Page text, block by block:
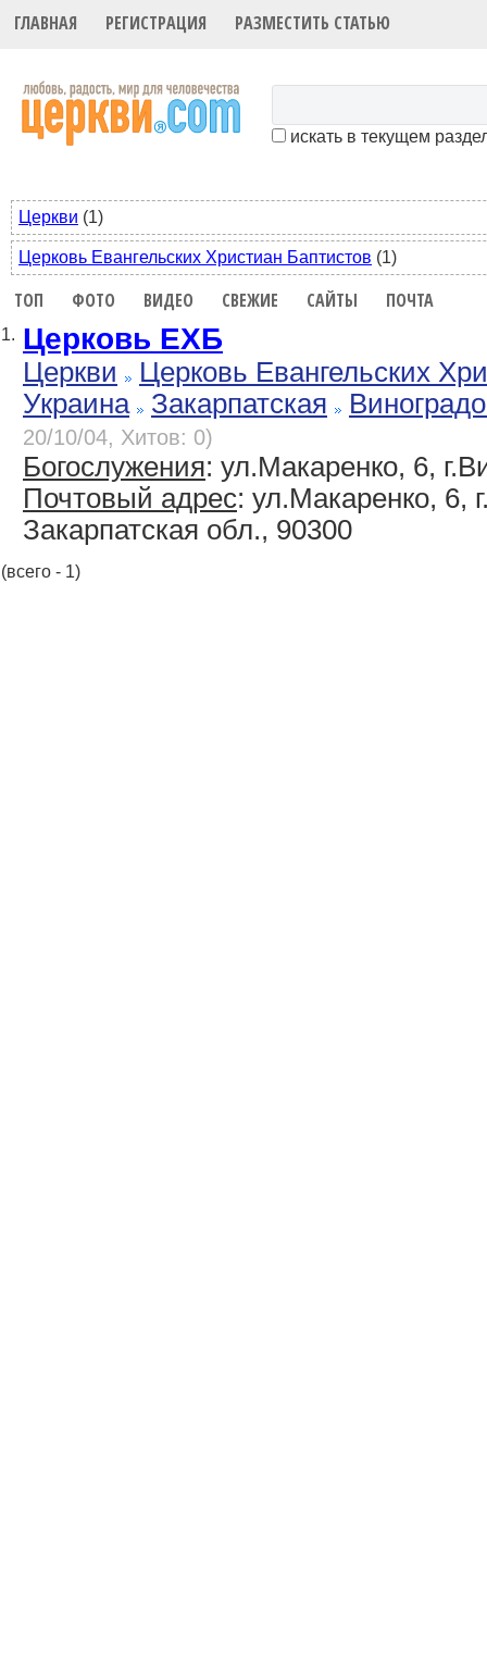
ГЛАВНАЯ РЕГИСТРАЦИЯ РАЗМЕСТИТЬ СТАТЬЮ
искать в текущем
Церкви (1)
Церковь Евангельских Христиан Баптистов (1)
ТОП ФОТО ВИДЕО СВЕЖИЕ САЙТЫ ПОЧТА
1. Церковь ЕХБ
Церкви
Церковь Евангельских
Украина
Закарпатская
20/10/04, Хитов: 0)
Богослужения: ул.Макаренко, 6,
Почтовый адрес: ул.Макаренко, 6,
Закарпатская обл., 90300
(всего - 1)